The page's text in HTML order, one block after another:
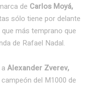
de Carlos Moyá,
sólo tiene por delante
más temprano que
de Rafael Nadal.
Alexander Zverev,
del M1000 de